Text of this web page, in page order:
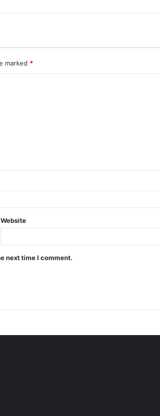
marked *
Website
next time I comment.